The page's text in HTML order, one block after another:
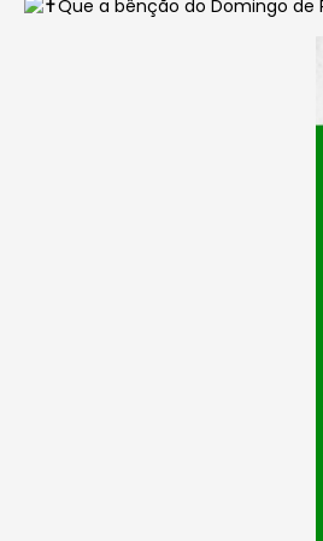
Que a bênção do Domingo